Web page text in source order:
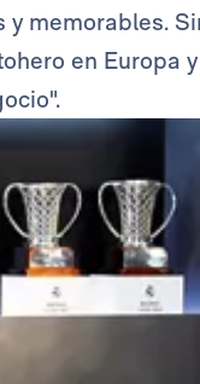
y memorables.
en Europa y